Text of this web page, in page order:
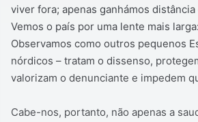
viver fora; apenas ganhámos
Vemos o país por uma lente mais
Observamos como outros pequenos
nórdicos – tratam o dissenso,
valorizam o denunciante e impedem
Cabe-nos, portanto, não apenas a